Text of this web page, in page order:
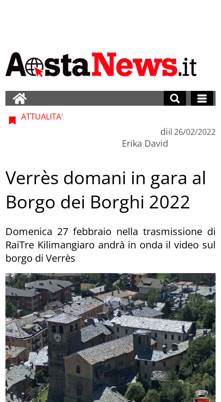
ATTUALITA'
di
Erika David
il 26/02/2022
Verrès domani in gara al
Borgo dei Borghi 2022
Domenica 27 febbraio nella trasmissione di
RaiTre Kilimangiaro andrà in onda il video sul
borgo di Verrès